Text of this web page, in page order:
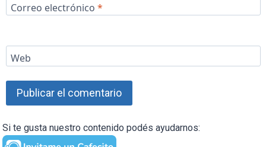
Correo electrónico *
Web
Si te gusta nuestro contenido podés ayudarnos: